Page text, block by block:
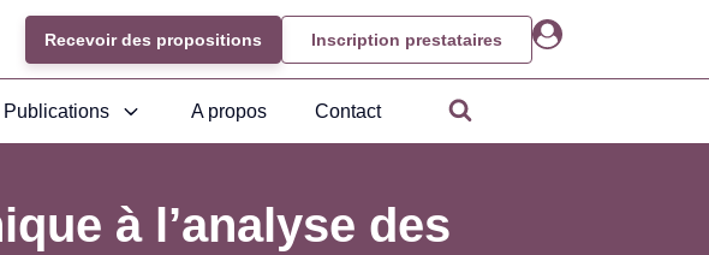
Recevoir des propositions Inscription prestataires
Publications A propos Contact
à l’analyse des